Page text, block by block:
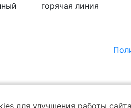
горячая линия
для улучшения работы